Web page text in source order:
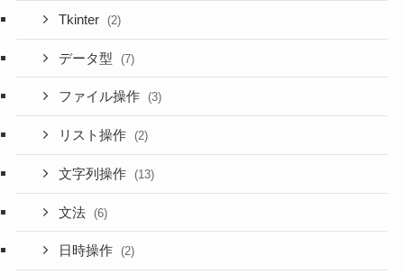
Tkinter (2)
データ型 (7)
ファイル操作 (3)
リスト操作 (2)
文字列操作 (13)
文法 (6)
日時操作 (2)